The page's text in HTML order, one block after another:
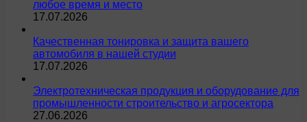
любое время и место
17.07.2026
Качественная тонировка и защита вашего
автомобиля в нашей студии
17.07.2026
Электротехническая продукция и оборудование для
промышленности строительство и агросектора
27.06.2026